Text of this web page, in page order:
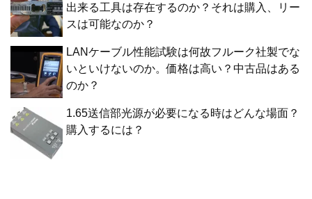
出来る工具は存在するのか？それは購入、リー
スは可能なのか？
LANケーブル性能試験は何故フルーク社製でな
いといけないのか。価格は高い？中古品はある
のか？
1.65送信部光源が必要になる時はどんな場面？
購入するには？